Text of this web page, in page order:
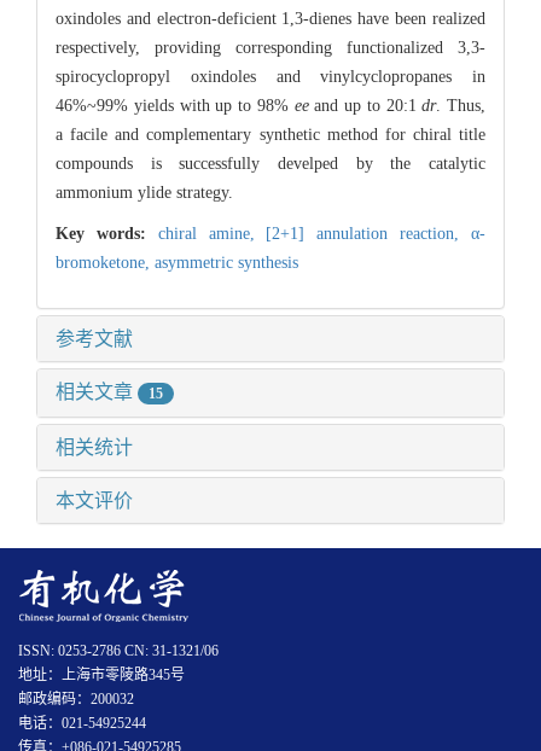
oxindoles and electron-deficient 1,3-dienes have been realized
respectively, providing corresponding functionalized 3,3-
spirocyclopropyl oxindoles and vinylcyclopropanes in
46%~99% yields with up to 98% eeand up to 20:1dr. Thus,
a facile and complementary synthetic method for chiral title
compounds is successfully develped by the catalytic
ammonium ylide strategy.
Key words: chiral amine, [2+1] annulation reaction,α-
bromoketone, asymmetric synthesis
参考文献
相关文章 15
相关统计
本文评价
ISSN: 0253-2786 CN: 31-1321/06
地址：上海市零陵路345号
邮政编码：200032
电话：021-54925244